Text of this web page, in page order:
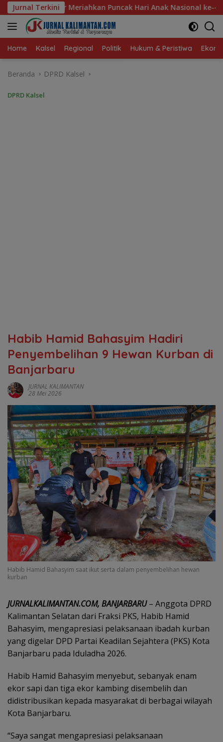
Langsung
ke
konten
Jurnal Terkini
Hari Anak Nasional ke-42 di Banjarmasin, Wali Kota Ajak
Home Kalsel Regional Politik Hukum & Peristiwa
Beranda DPRD Kalsel
DPRD Kalsel
Habib Hamid Bahasyim Hadiri
Penyembelihan 9 Hewan Kurban di
Banjarbaru
JURNAL KALIMANTAN
28 Mei 2026
Habib Hamid Bahasyim saat ikut serta dalam penyembelihan hewan
kurban
JURNALKALIMANTAN.COM, BANJARBARU– Anggota DPRD
Kalimantan Selatan dari Fraksi PKS, Habib Hamid
Bahasyim, mengapresiasi pelaksanaan ibadah kurban
yang digelar DPD Partai Keadilan Sejahtera (PKS) Kota
Banjarbaru pada Iduladha 2026.
Habib Hamid Bahasyim menyebut, sebanyak enam
ekor sapi dan tiga ekor kambing disembelih dan
didistribusikan kepada masyarakat di berbagai wilayah
Kota Banjarbaru.
“Saya sangat mengapresiasi pelaksanaan